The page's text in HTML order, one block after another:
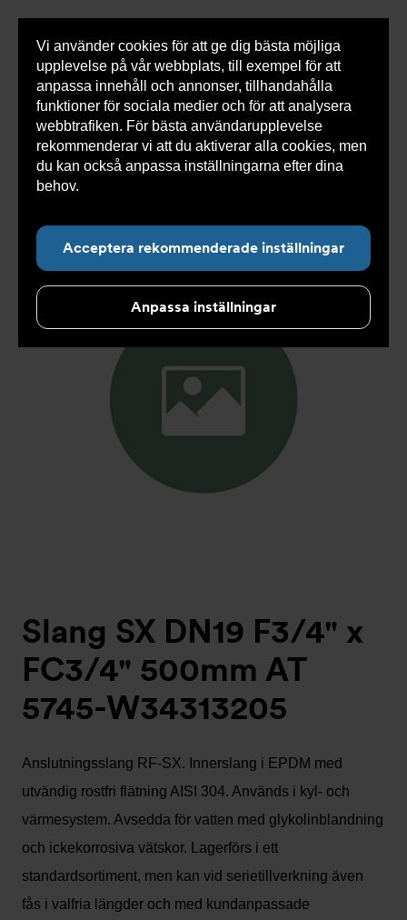
Vi använder cookies för att ge dig bästa möjliga
upplevelse på vår webbplats, till exempel för att
anpassa innehåll och annonser, tillhandahålla
funktioner för sociala medier och för att analysera
webbtrafiken. För bästa användarupplevelse
rekommenderar vi att du aktiverar alla cookies, men
du kan också anpassa inställningarna efter dina
behov.
Acceptera rekommenderade inställningar
Anpassa inställningar
0 varorSnabborder
Du
här:
Armatec > Produkter > Kyla > Slang >
Slang
> Slang SX AT 5745- >
Slang SX DN19 F3/4" x
FC3/4" 500mm AT 5745-W34313205
Slang SX DN19 F3/4" x
FC3/4" 500mm AT
5745-W34313205
Anslutningsslang RF-SX. Innerslang i EPDM med
utvändig rostfri flätning AISI 304. Används i kyl- och
värmesystem. Avsedda för vatten med glykolinblandning
och ickekorrosiva vätskor. Lagerförs i ett
standardsortiment, men kan vid serietillverkning även
fås i valfria längder och med kundanpassade